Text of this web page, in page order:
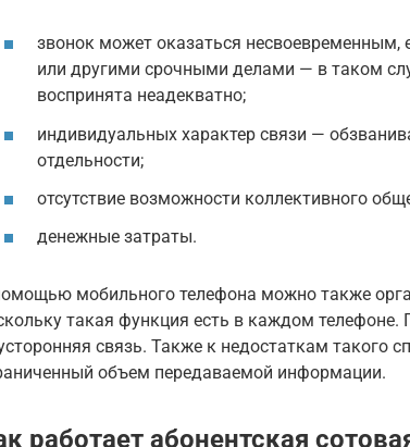
звонок может оказаться несвоевременным,
или другими срочными делами — в таком
воспринята неадекватно;
индивидуальных характер связи —
отдельности;
отсутствие возможности коллективного
денежные затраты.
мобильного телефона можно также
такая функция есть в каждом телефоне.
связь. Также к недостаткам такого
объем передаваемой информации.
работает абонентская